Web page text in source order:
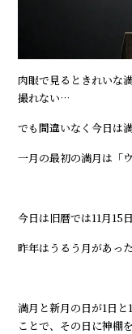
肉眼で見るときれいな
撮れない…
でも間違いなく今日は満
一月の最初の満月は「
今日は旧暦では11月15日
昨年はうるう月があっ
満月と新月の日が1日
ことで、その日に神棚